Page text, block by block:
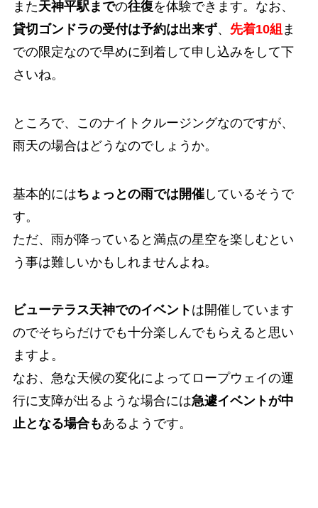
また天神平駅までの往復を体験できます。なお、
貸切ゴンドラの受付は予約は出来ず、 先着10組 ま
での限定なので早めに到着して申し込みをして下
さいね。
ところで、このナイトクルージングなのですが、
雨天の場合はどうなのでしょうか。
基本的にはちょっとの雨では開催しているそうで
す。
ただ、雨が降っていると満点の星空を楽しむとい
う事は難しいかもしれませんよね。
ビューテラス天神でのイベント は開催しています
のでそちらだけでも十分楽しんでもらえると思い
ますよ。
なお、急な天候の変化によってロープウェイの運
行に支障が出るような場合には急遽イベントが中
止となる場合もあるようです。